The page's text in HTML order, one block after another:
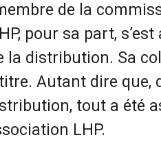
de la
pour sa part,
la distribution. Sa
Autant dire que,
tout a été
LHP.